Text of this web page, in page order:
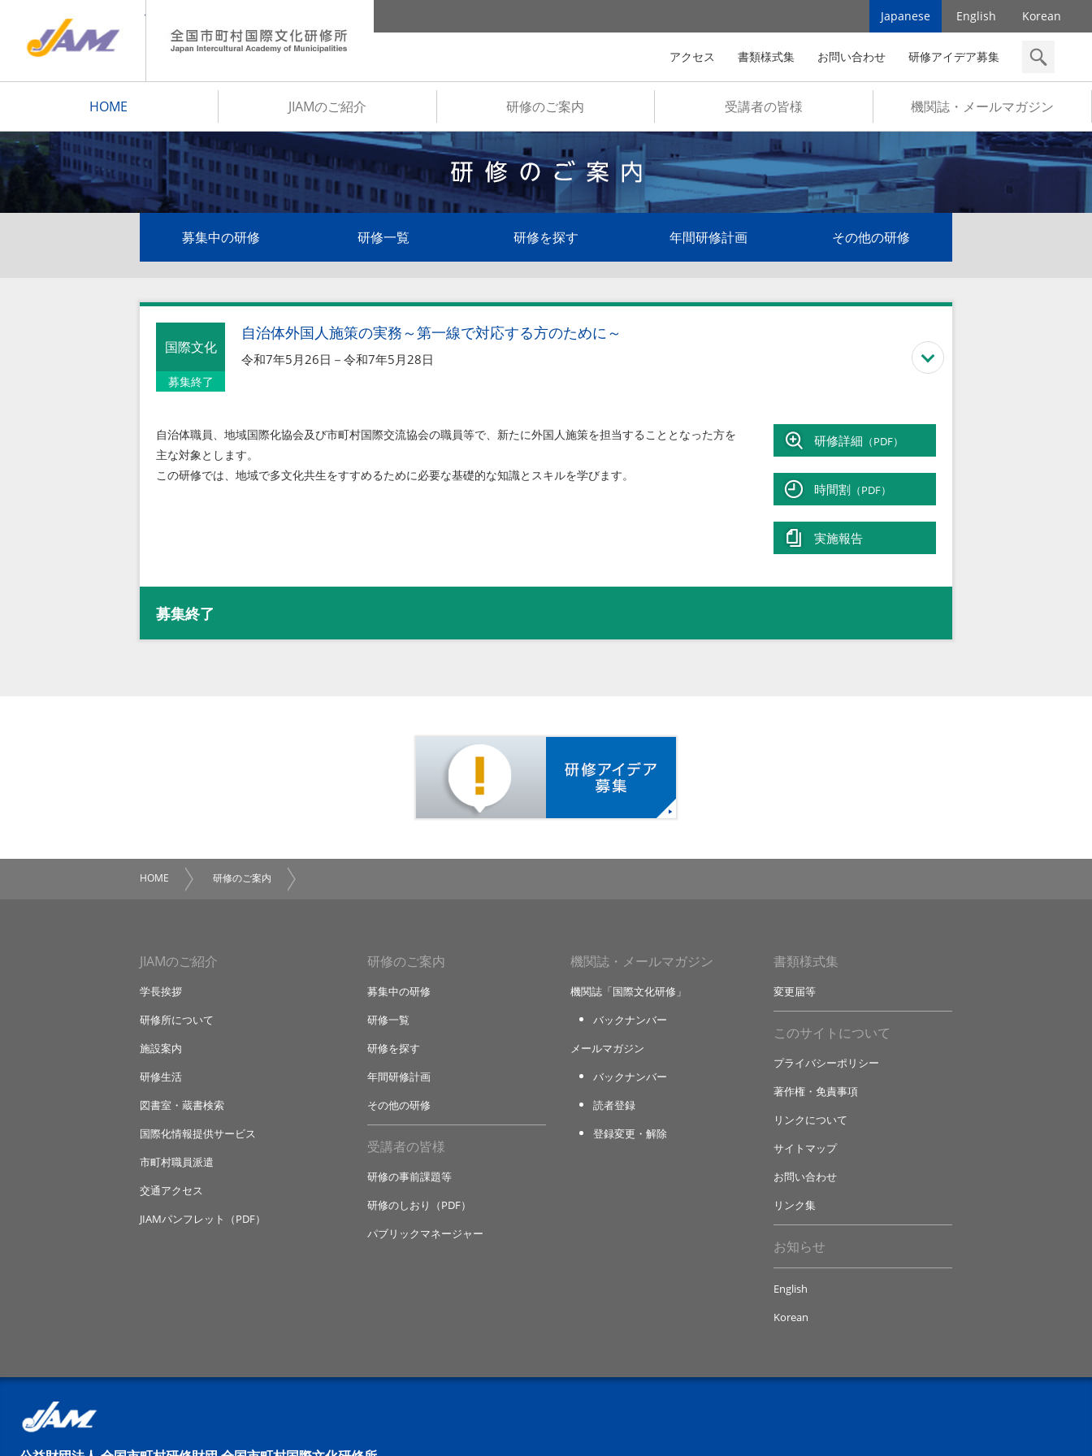
Japanese English Korean
HOME JIAMのご紹介 研修のご案内 受講者の皆様 機関誌・メールマガジン
アクセス 書類様式集 お問い合わせ 研修アイデア募集
募集中の研修 研修一覧 研修を探す 年間研修計画 その他の研修
自治体外国人施策の実務～第一線で対応する方のために～
令和7年5月26日－令和7年5月28日
国際文化
募集終了
自治体職員、地域国際化協会及び市町村国際交流協会の職員等で、新たに外国人施策を担当することとなった方を
主な対象とします。
この研修では、地域で多文化共生をすすめるために必要な基礎的な知識とスキルを学びます。
研修詳細 （PDF）
時間割 （PDF）
実施報告
募集終了
HOME 研修のご案内
JIAMのご紹介
学長挨拶
研修所について
施設案内
研修生活
図書室・蔵書検索
国際化情報提供サービス
市町村職員派遣
交通アクセス
JIAMパンフレット（PDF）
研修のご案内
募集中の研修
研修一覧
研修を探す
年間研修計画
その他の研修
受講者の皆様
研修の事前課題等
研修のしおり（PDF）
パブリックマネージャー
機関誌・メールマガジン
機関誌「国際文化研修」
バックナンバー
メールマガジン
バックナンバー
読者登録
登録変更・解除
書類様式集
変更届等
このサイトについて
プライバシーポリシー
著作権・免責事項
リンクについて
サイトマップ
お問い合わせ
リンク集
お知らせ
English
Korean